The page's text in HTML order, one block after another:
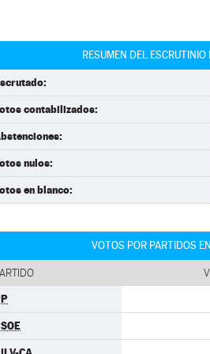
RESUMEN DEL ESCRUTINIO
contabilizados:
nulos:
en blanco:
VOTOS POR PARTIDOS